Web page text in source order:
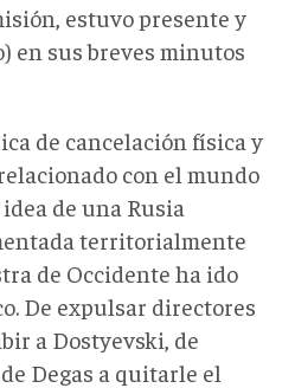
estuvo presente y
en sus breves minutos
de cancelación física y
con el mundo
de una Rusia
territorialmente
de Occidente ha ido
De expulsar directores
a Dostyevski, de
Degas a quitarle el